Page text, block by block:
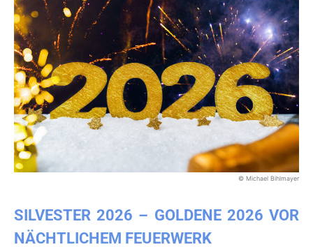
© Michael Bihlmayer
SILVESTER 2026 – GOLDENE 2026 VOR
NÄCHTLICHEM FEUERWERK